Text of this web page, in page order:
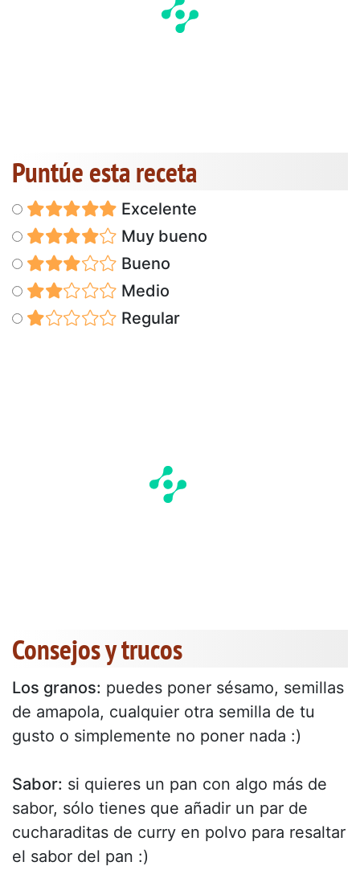
Puntúe esta receta
Excelente
Muy bueno
Bueno
Medio
Regular
Consejos y trucos
Los granos: puedes poner sésamo, semillas
de amapola, cualquier otra semilla de tu
gusto o simplemente no poner nada :)
Sabor: si quieres un pan con algo más de
sabor, sólo tienes que añadir un par de
cucharaditas de curry en polvo para resaltar
el sabor del pan :)